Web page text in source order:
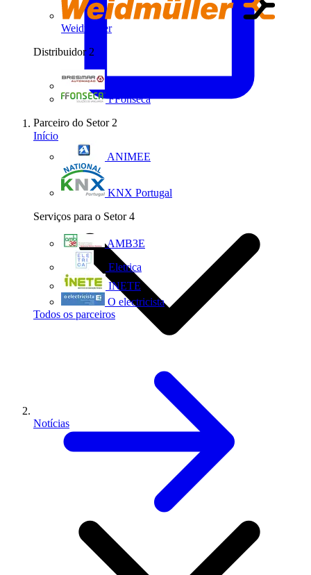
Weidmüller
Distribuidor 2
FFonseca
Parceiro do Setor 2
ANIMEE
KNX Portugal
Serviços para o Setor 4
AMB3E
Eletrica
INETE
O electricista
Todos os parceiros
Início
Notícias